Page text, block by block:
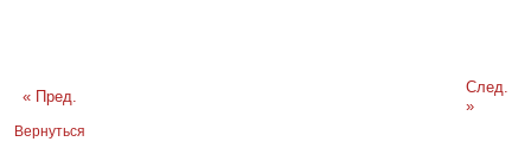
« Пред.
След.
»
Вернуться